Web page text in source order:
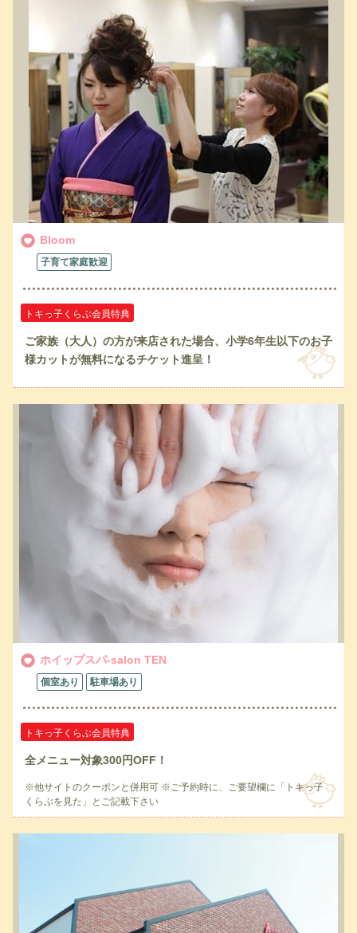
Bloom
子育て家庭歓迎
トキっ子くらぶ会員特典
ご家族（大人）の方が来店された場合、小学6年生以下のお子
様カットが無料になるチケット進呈！
ホイップスパ-salon TEN
個室あり 駐車場あり
トキっ子くらぶ会員特典
全メニュー対象300円OFF！
※他サイトのクーポンと併用可 ※ご予約時に、ご要望欄に「トキっ子
くらぶを見た」とご記載下さい